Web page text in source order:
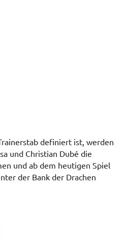
definiert ist, werden
und Christian Dubé die
und ab dem heutigen Spiel
der Bank der Drachen